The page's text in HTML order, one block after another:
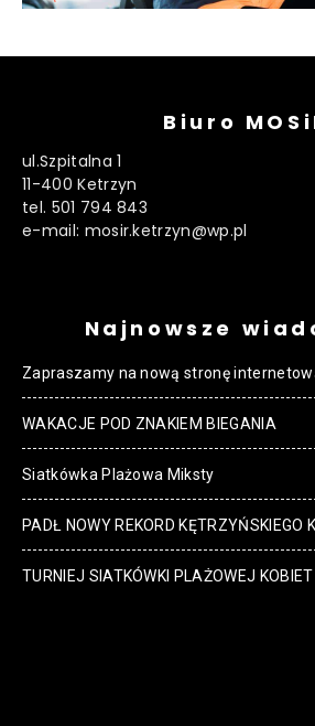
Biuro
ul.Szpitalna 1
11-400 Ketrzyn
tel. 501 794 843
e-mail: mosir.ketrzyn@wp.pl
Najnowsze
Zapraszamy na nową stronę
WAKACJE POD ZNAKIEM BIEGANIA
Siatkówka Plażowa Miksty
PADŁ NOWY REKORD KĘTRZYŃSKIEGO
TURNIEJ SIATKÓWKI PLAŻOWEJ KOBIET